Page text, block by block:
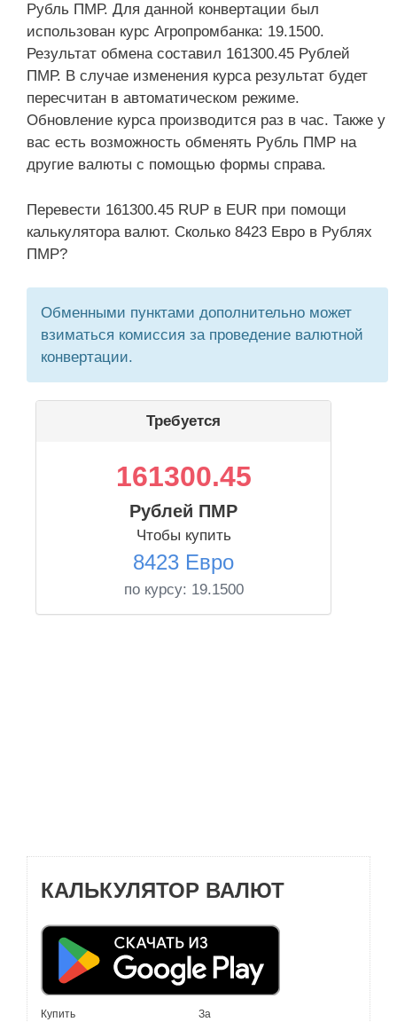
Рубль ПМР. Для данной конвертации был
использован курс Агропромбанка: 19.1500.
Результат обмена составил 161300.45 Рублей
ПМР. В случае изменения курса результат будет
пересчитан в автоматическом режиме.
Обновление курса производится раз в час. Также у
вас есть возможность обменять Рубль ПМР на
другие валюты с помощью формы справа.
Перевести 161300.45 RUP в EUR при помощи
калькулятора валют. Сколько 8423 Евро в Рублях
ПМР?
Обменными пунктами дополнительно может
взиматься комиссия за проведение валютной
конвертации.
Требуется
161300.45
Рублей ПМР
Чтобы купить
8423 Евро
по курсу: 19.1500
КАЛЬКУЛЯТОР ВАЛЮТ
Купить За